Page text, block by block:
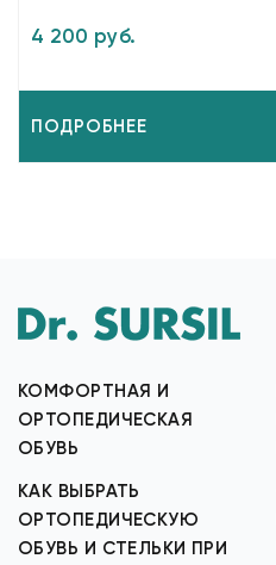
4 200 руб.
ПОДРОБНЕЕ
КОМФОРТНАЯ И
ОРТОПЕДИЧЕСКАЯ
ОБУВЬ
КАК ВЫБРАТЬ
ОРТОПЕДИЧЕСКУЮ
ОБУВЬ И СТЕЛЬКИ ПРИ